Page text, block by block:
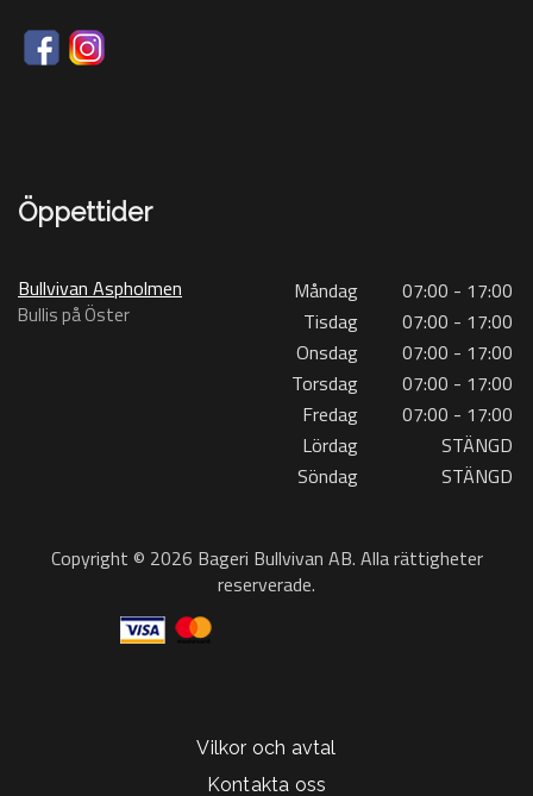
Öppettider
Bullvivan Aspholmen
Bullis på Öster
Måndag
07:00 - 17:00
Tisdag
07:00 - 17:00
Onsdag
07:00 - 17:00
Torsdag
07:00 - 17:00
Fredag
07:00 - 17:00
Lördag
STÄNGD
Söndag
STÄNGD
Copyright © 2026 Bageri Bullvivan AB. Alla rättigheter
reserverade.
Vilkor och avtal
Kontakta oss